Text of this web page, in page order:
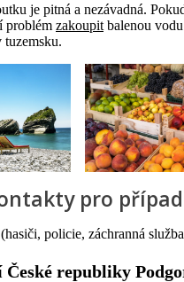
je pitná a nezávadná.
problém zakoupit balenou
tuzemsku.
pro
(hasiči, policie, záchranná
České republiky